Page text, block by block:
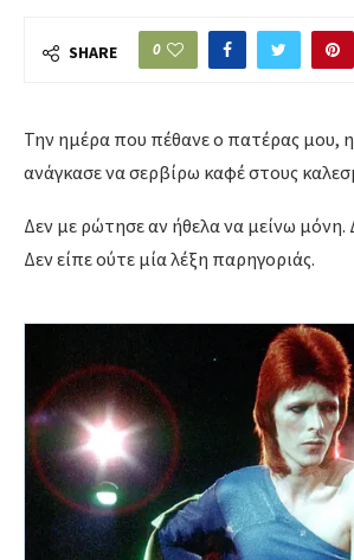
SHARE 0
Την ημέρα που πέθανε ο πατέρας μου,
ανάγκασε να σερβίρω καφέ στους
Δεν με ρώτησε αν ήθελα να μείνω μόνη.
Δεν είπε ούτε μία λέξη παρηγοριάς.